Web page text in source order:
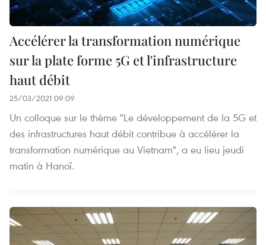
Accélérer la transformation numérique
sur la plate forme 5G et l'infrastructure
haut débit
25/03/2021 09:09
Un colloque sur le thème "Le développement de la 5G et
des infrastructures haut débit contribue à accélérer la
transformation numérique au Vietnam", a eu lieu jeudi
matin à Hanoï.